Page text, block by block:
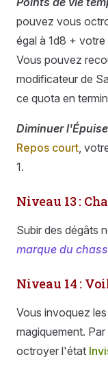
pouvez vous
égal à 1d8 +
Vous pouvez
modificateur de
ce quota en
Diminuer
Repos court ,
1.
Niveau 13 :
Subir des dégâts
marque du
Niveau 14 :
Vous invoquez
magiquement.
octroyer l'état